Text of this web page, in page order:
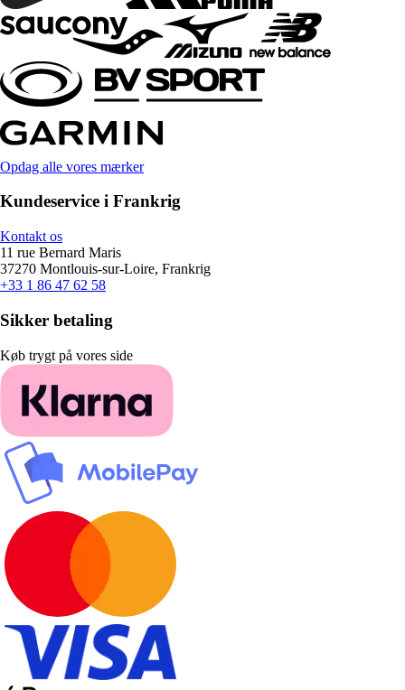
Opdag alle vores mærker
Kundeservice i Frankrig
Kontakt os
11 rue Bernard Maris
37270 Montlouis-sur-Loire, Frankrig
+33 1 86 47 62 58
Sikker betaling
Køb trygt på vores side